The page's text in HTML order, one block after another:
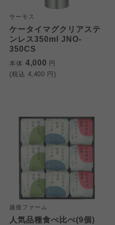
サーモス
ケータイマグクリアステ
ンレス350ml JNO-
350CS
本体 4,000 円
(税込 4,400 円)
越後ファーム
人気品種食べ比べ(9個)